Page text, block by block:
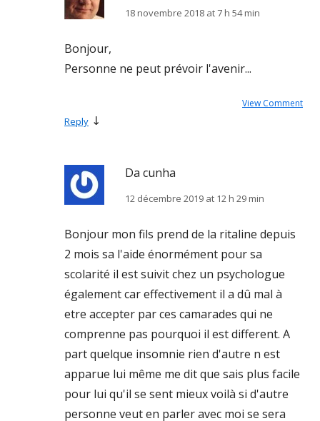
18 novembre 2018 at 7 h 54 min
Bonjour,
Personne ne peut prévoir l'avenir...
View Comment
Reply ↓
Da cunha
12 décembre 2019 at 12 h 29 min
Bonjour mon fils prend de la ritaline depuis
2 mois sa l'aide énormément pour sa
scolarité il est suivit chez un psychologue
également car effectivement il a dû mal à
etre accepter par ces camarades qui ne
comprenne pas pourquoi il est different. A
part quelque insomnie rien d'autre n est
apparue lui même me dit que sais plus facile
pour lui qu'il se sent mieux voilà si d'autre
personne veut en parler avec moi se sera